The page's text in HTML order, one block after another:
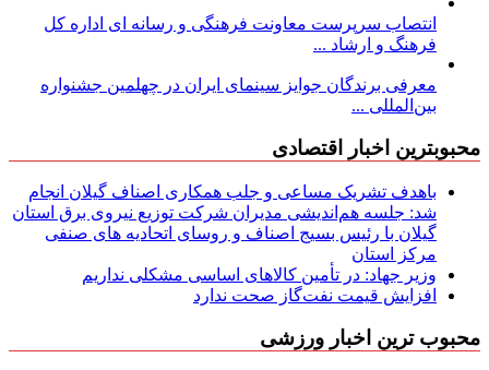
انتصاب سرپرست معاونت فرهنگی و رسانه ای اداره کل
فرهنگ و ارشاد ...
معرفی برندگان جوایز سینمای ایران در چهلمین جشنواره
بین‌المللی ...
محبوبترین اخبار اقتصادی
باهدف تشریک مساعی و جلب همکاری اصناف گیلان انجام
شد: جلسه هم‌اندیشی مدیران شركت توزیع نیروی برق استان
گیلان با رئیس بسیج اصناف و روسای اتحادیه های صنفی
مركز استان
وزیر جهاد: در تأمین کالاهای اساسی مشکلی نداریم
افزایش قیمت نفت‌گاز صحت ندارد
محبوب ترین اخبار ورزشی